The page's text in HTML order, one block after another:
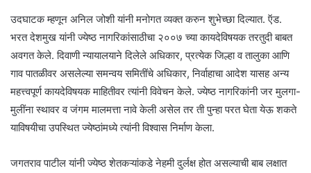
उदघाटक म्हणून अनिल जोशी यांनी मनोगत व्यक्त करुन शुभेच्छा दिल्यात. ऍड.
भरत देशमुख यांनी ज्येष्ठ नागरिकांसाठीचा २००७ च्या कायदेविषयक तरतुदी बाबत
अवगत केले. दिवाणी न्यायालयाने दिलेले अधिकार, प्रत्येक जिल्हा व तालुका आणि
गाव पातळीवर असलेल्या समन्वय समितींचे अधिकार, निर्वाहाचा आदेश यासह अन्य
महत्त्वपूर्ण कायदेविषयक माहितीवर त्यांनी विवेचन केले. ज्येष्ठ नागरिकांनी जर मुलगा-
मुलींना स्थावर व जंगम मालमत्ता नावे केली असेल तर ती पुन्हा परत घेता येऊ शकते
याविषयीचा उपस्थित ज्येष्ठांमध्ये त्यांनी विश्वास निर्माण केला.
जगतराव पाटील यांनी ज्येष्ठ शेतकऱ्यांकडे नेहमी दुर्लक्ष होत असल्याची बाब लक्षात